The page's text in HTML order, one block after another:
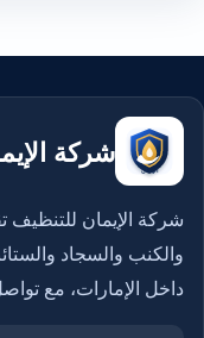
شركة
شركة الإيمان للتنظيف
والكنب والسجاد
داخل الإمارات، مع